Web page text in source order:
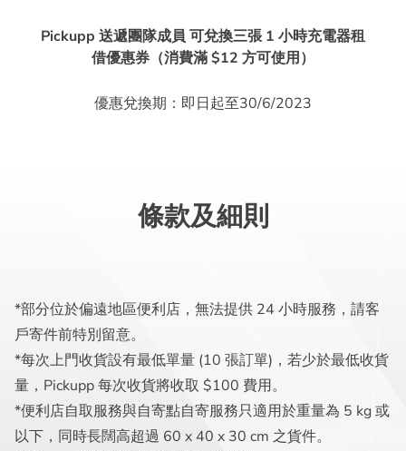
Pickupp 送遞團隊成員 可兌換三張 1 小時充電器租
借優惠券（消費滿 $12 方可使用）
優惠兌換期：即日起至30/6/2023
條款及細則
*部分位於偏遠地區便利店，無法提供 24 小時服務，請客
戶寄件前特別留意。
*每次上門收貨設有最低單量 (10 張訂單)，若少於最低收貨
量，Pickupp 每次收貨將收取 $100 費用。
*便利店自取服務與自寄點自寄服務只適用於重量為 5 kg 或
以下，同時長闊高超過 60 x 40 x 30 cm 之貨件。